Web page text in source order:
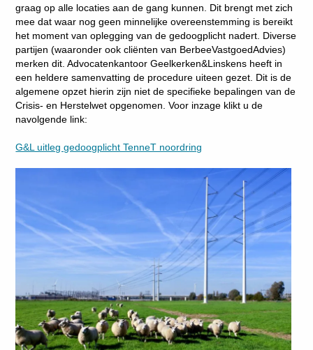
graag op alle locaties aan de gang kunnen. Dit brengt met zich
mee dat waar nog geen minnelijke overeenstemming is bereikt
het moment van oplegging van de gedoogplicht nadert. Diverse
partijen (waaronder ook cliënten van BerbeeVastgoedAdvies)
merken dit. Advocatenkantoor Geelkerken&Linskens heeft in
een heldere samenvatting de procedure uiteen gezet. Dit is de
algemene opzet hierin zijn niet de specifieke bepalingen van de
Crisis- en Herstelwet opgenomen. Voor inzage klikt u de
navolgende link:
G&L uitleg gedoogplicht TenneT noordring